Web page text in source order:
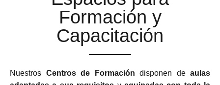
Formación y
Capacitación
Nuestros Centros de Formación disponen de aulas